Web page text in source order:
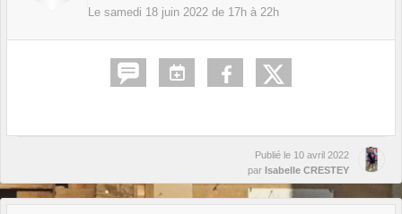
Le samedi 18 juin 2022 de 17h à 22h
Publié le 10 avril 2022
par Isabelle CRESTEY